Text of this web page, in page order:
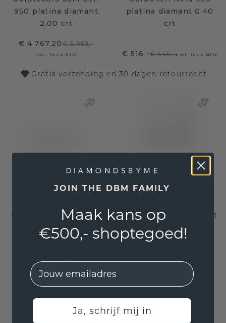
950 platina diamant
2.00 crt
€ 4.767,20€ 5.959,-
Excl. Tax & BTW
platina diamant 0.40
crt
€ 516,-€ 645,-Excl. Tax & BTW
Gratis verzending en 30 dagen retourrecht
Oorbellen Queen 950
platina lab-grown
diamant 0.76 crt
€ 1.515,-€ 1.939,-
Excl. Tax & BTW
Oorhangers Marlotte 1
950 platina diamant
0.70 crt
€ 4.199,-€ 6.085,-
JOIN THE DBM FAMILY
Maak kans op
€500,- shoptegoed!
EMail
Ja, schrijf mij in